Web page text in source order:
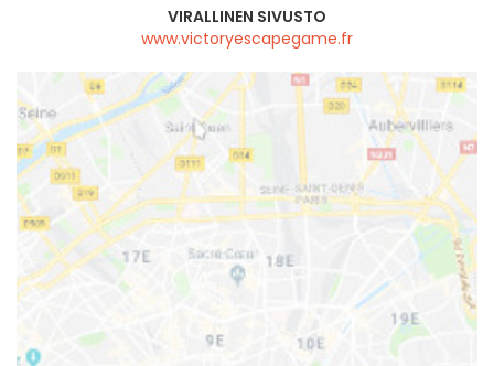
VIRALLINEN SIVUSTO
www.victoryescapegame.fr